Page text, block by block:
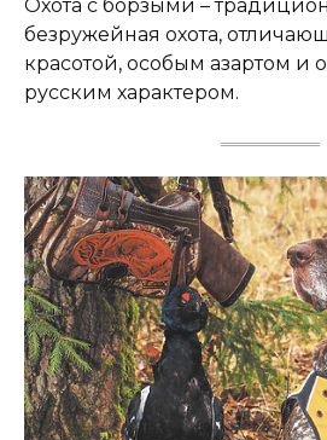
Охота с борзыми –
безружейная охота,
красотой, особым азартом и
русским характером.